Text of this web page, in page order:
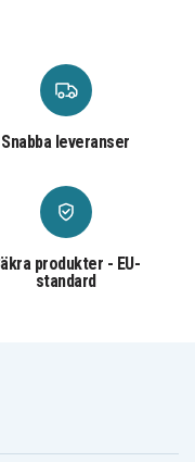
Snabba leveranser
produkter - EU-
standard